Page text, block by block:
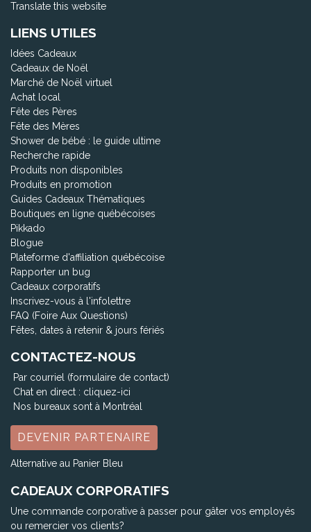
Translate this website
LIENS UTILES
Idées Cadeaux
Cadeaux de Noël
Marché de Noël virtuel
Achat local
Fête des Pères
Fête des Mères
Shower de bébé : le guide ultime
Recherche rapide
Produits non disponibles
Produits en promotion
Guides Cadeaux Thématiques
Boutiques en ligne québécoises
Pikkado
Blogue
Plateforme d'affiliation québécoise
Rapporter un bug
Cadeaux corporatifs
Inscrivez-vous à l'infolettre
FAQ (Foire Aux Questions)
Fêtes, dates à retenir & jours fériés
CONTACTEZ-NOUS
Par courriel (formulaire de contact)
Chat en direct : cliquez-ici
Nos bureaux sont à Montréal
DEVENIR PARTENAIRE
Alternative au Panier Bleu
CADEAUX CORPORATIFS
Une commande corporative à passer pour gâter vos employés
ou remercier vos clients?